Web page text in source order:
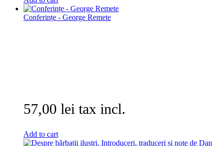
Conferințe - George Remete
57,00 lei tax incl.
Add to cart